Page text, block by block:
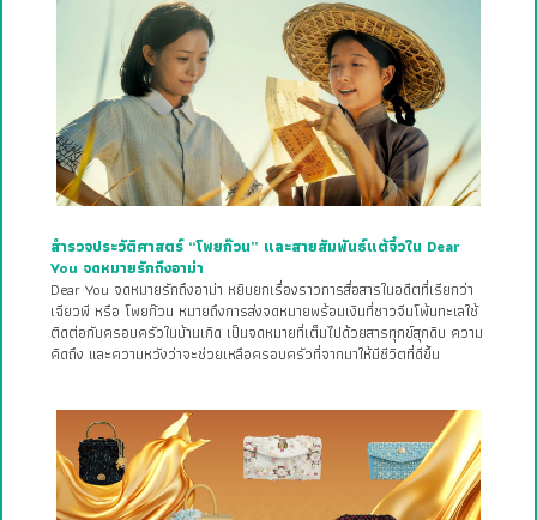
สำรวจประวัติศาสตร์ “โพยก๊วน” และสายสัมพันธ์แต้จิ๋วใน Dear
You จดหมายรักถึงอาม่า
Dear You จดหมายรักถึงอาม่า หยิบยกเรื่องราวการสื่อสารในอดีตที่เรียกว่า
เฉียวพี หรือ โพยก๊วน หมายถึงการส่งจดหมายพร้อมเงินที่ชาวจีนโพ้นทะเลใช้
ติดต่อกับครอบครัวในบ้านเกิด เป็นจดหมายที่เต็มไปด้วยสารทุกข์สุกดิบ ความ
คิดถึง และความหวังว่าจะช่วยเหลือครอบครัวที่จากมาให้มีชีวิตที่ดีขึ้น